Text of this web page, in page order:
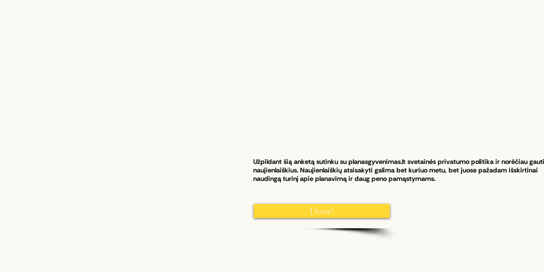
Užpildant šią anketą sutinku su planasgyvenimas.lt svetainės privatumo politika ir norėčiau gauti
naujienlaiškius. Naujienlaiškių atsisakyti galima bet kuriuo metu, bet juose pažadam išskirtinai
naudingą turinį apie planavimą ir daug peno pamąstymams.
Done!